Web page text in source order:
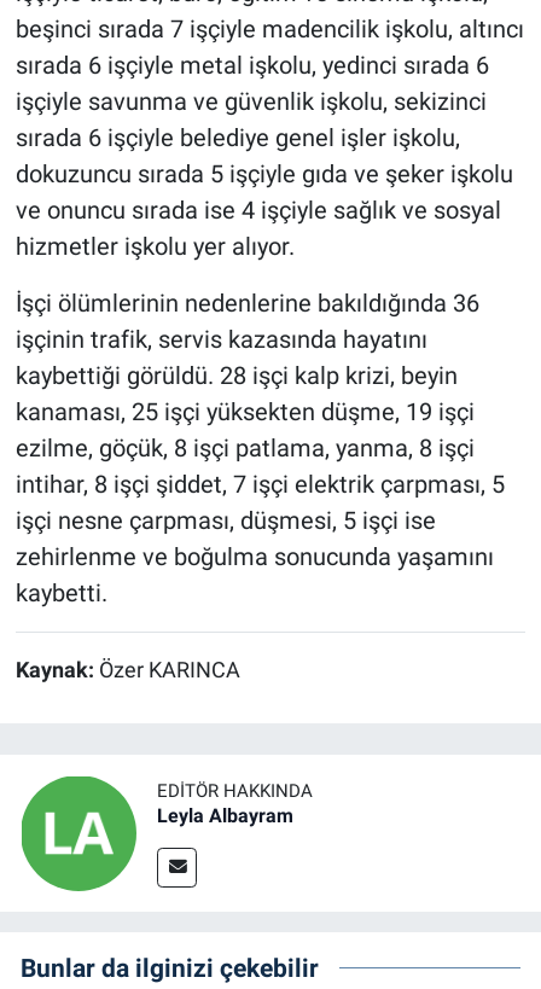
beşinci sırada 7 işçiyle madencilik işkolu, altıncı
sırada 6 işçiyle metal işkolu, yedinci sırada 6
işçiyle savunma ve güvenlik işkolu, sekizinci
sırada 6 işçiyle belediye genel işler işkolu,
dokuzuncu sırada 5 işçiyle gıda ve şeker işkolu
ve onuncu sırada ise 4 işçiyle sağlık ve sosyal
hizmetler işkolu yer alıyor.
İşçi ölümlerinin nedenlerine bakıldığında 36
işçinin trafik, servis kazasında hayatını
kaybettiği görüldü. 28 işçi kalp krizi, beyin
kanaması, 25 işçi yüksekten düşme, 19 işçi
ezilme, göçük, 8 işçi patlama, yanma, 8 işçi
intihar, 8 işçi şiddet, 7 işçi elektrik çarpması, 5
işçi nesne çarpması, düşmesi, 5 işçi ise
zehirlenme ve boğulma sonucunda yaşamını
kaybetti.
Kaynak: Özer KARINCA
EDITÖR HAKKINDA
Leyla Albayram
Bunlar da ilginizi çekebilir